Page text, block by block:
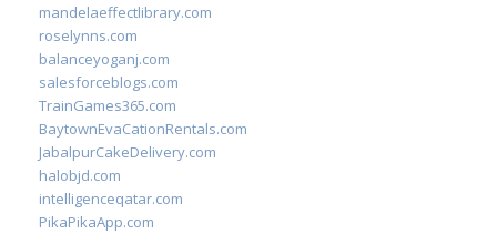
mandelaeffectlibrary.com
roselynns.com
balanceyoganj.com
salesforceblogs.com
TrainGames365.com
BaytownEvaCationRentals.com
JabalpurCakeDelivery.com
halobjd.com
intelligenceqatar.com
PikaPikaApp.com